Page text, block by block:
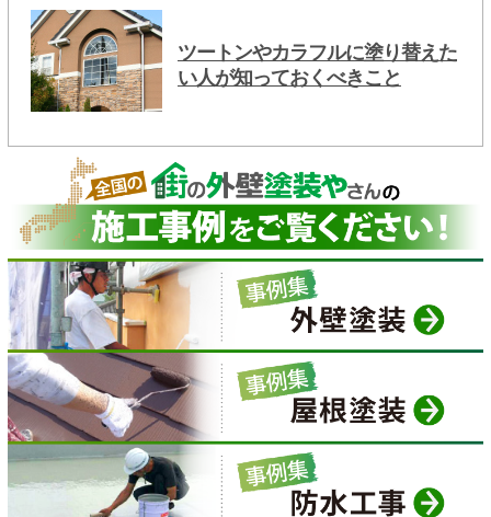
ツートンやカラフルに塗り替えた
い人が知っておくべきこと